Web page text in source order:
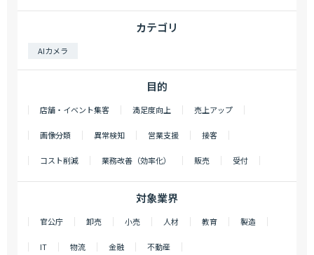
カテゴリ
AIカメラ
目的
店舗・イベント集客 満足度向上 売上アップ
画像分類 異常検知 営業支援 接客
コスト削減 業務改善（効率化） 販売 受付
対象業界
官公庁 卸売 小売 人材 教育 製造
IT 物流 金融 不動産